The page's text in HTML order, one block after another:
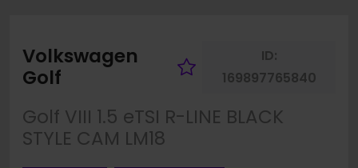
Volkswagen
Golf
Fahrzeug
ID:
169897765840
Golf VIII 1.5 eTSI R-LINE BLACK
STYLE CAM LM18